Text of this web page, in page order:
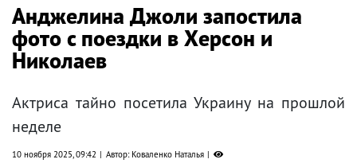
Анджелина Джоли запостила
фото с поездки в Херсон и
Николаев
Актриса тайно посетила Украину на прошлой
неделе
10 ноября 2025, 09:42 Автор: Коваленко Наталья